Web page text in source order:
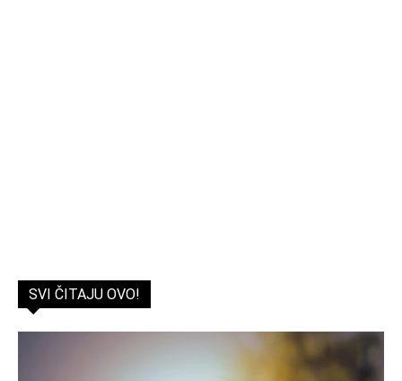
SVI ČITAJU OVO!